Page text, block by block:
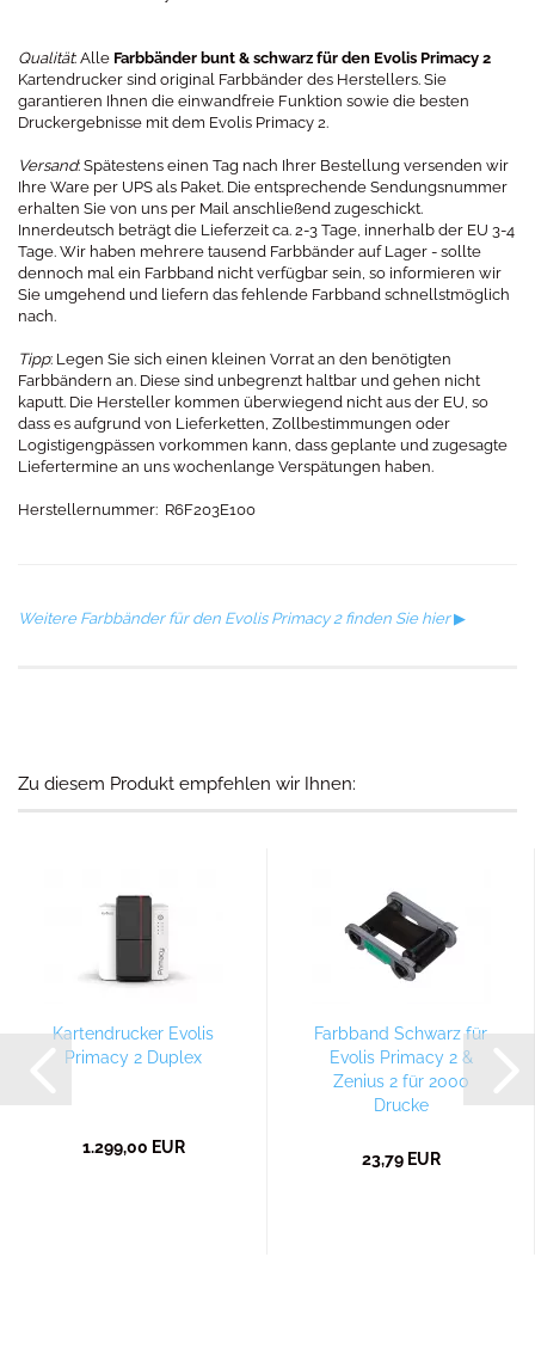
Qualität: Alle Farbbänder bunt & schwarz für den Evolis Primacy 2
Kartendrucker sind original Farbbänder des Herstellers. Sie
garantieren Ihnen die einwandfreie Funktion sowie die besten
Druckergebnisse mit dem Evolis Primacy 2.
Versand: Spätestens einen Tag nach Ihrer Bestellung versenden wir
Ihre Ware per UPS als Paket. Die entsprechende Sendungsnummer
erhalten Sie von uns per Mail anschließend zugeschickt.
Innerdeutsch beträgt die Lieferzeit ca. 2-3 Tage, innerhalb der EU 3-4
Tage. Wir haben mehrere tausend Farbbänder auf Lager - sollte
dennoch mal ein Farbband nicht verfügbar sein, so informieren wir
Sie umgehend und liefern das fehlende Farbband schnellstmöglich
nach.
Tipp: Legen Sie sich einen kleinen Vorrat an den benötigten
Farbbändern an. Diese sind unbegrenzt haltbar und gehen nicht
kaputt. Die Hersteller kommen überwiegend nicht aus der EU, so
dass es aufgrund von Lieferketten, Zollbestimmungen oder
Logistigengpässen vorkommen kann, dass geplante und zugesagte
Liefertermine an uns wochenlange Verspätungen haben.
Herstellernummer: R6F203E100
Weitere Farbbänder für den Evolis Primacy 2 finden Sie hier▶
Zu diesem Produkt empfehlen wir Ihnen:
Kartendrucker Evolis
Primacy 2 Duplex
1.299,00 EUR
Farbband Schwarz für
Evolis Primacy 2 &
Zenius 2 für 2000
Drucke
23,79 EUR